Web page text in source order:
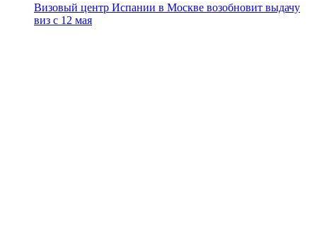
Визовый центр Испании в Москве возобновит выдачу
виз с 12 мая